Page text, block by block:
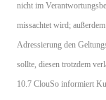
nicht im
missachtet wird;
Adressierung den
sollte, diesen trotzdem
10.7 ClouSo informiert